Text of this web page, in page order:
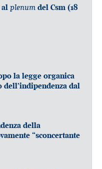
al plenum del Csm (18
la legge organica
dal
della
“sconcertante